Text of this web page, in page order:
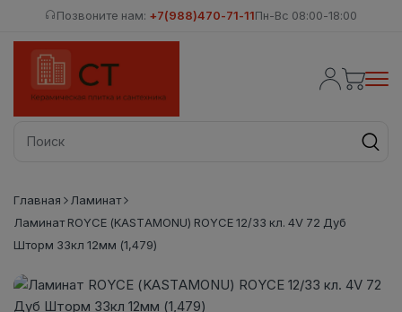
Позвоните нам: +7(988)470-71-11Пн-Вс 08:00-18:00
Главная
Ламинат
Ламинат ROYCE (KASTAMONU) ROYCE 12/33 кл. 4V 72 Дуб
Шторм 33кл 12мм (1,479)